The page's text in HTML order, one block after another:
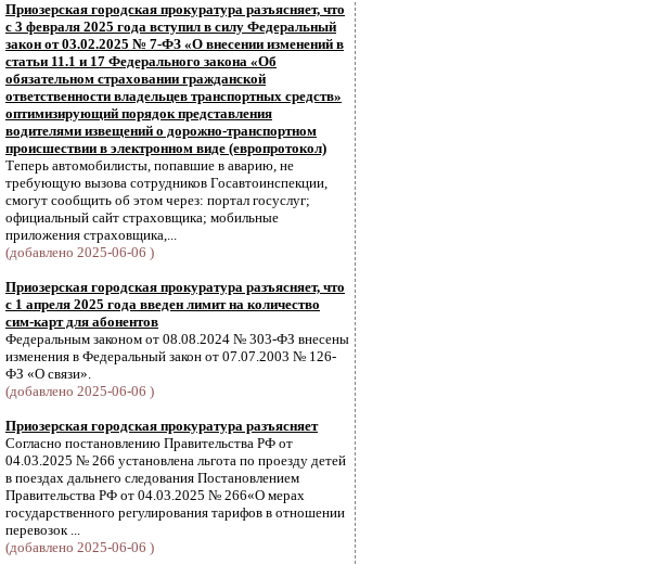
Приозерская городская прокуратура разъясняет, что
с 3 февраля 2025 года вступил в силу Федеральный
закон от 03.02.2025 № 7-ФЗ «О внесении изменений в
статьи 11.1 и 17 Федерального закона «Об
обязательном страховании гражданской
ответственности владельцев транспортных средств»
оптимизирующий порядок представления
водителями извещений о дорожно-транспортном
происшествии в электронном виде (европротокол)
Теперь автомобилисты, попавшие в аварию, не
требующую вызова сотрудников Госавтоинспекции,
смогут сообщить об этом через: портал госуслуг;
официальный сайт страховщика; мобильные
приложения страховщика,...
(добавлено 2025-06-06 )
Приозерская городская прокуратура разъясняет, что
с 1 апреля 2025 года введен лимит на количество
сим-карт для абонентов
Федеральным законом от 08.08.2024 № 303-ФЗ внесены
изменения в Федеральный закон от 07.07.2003 № 126-
ФЗ «О связи».
(добавлено 2025-06-06 )
Приозерская городская прокуратура разъясняет
Согласно постановлению Правительства РФ от
04.03.2025 № 266 установлена льгота по проезду детей
в поездах дальнего следования Постановлением
Правительства РФ от 04.03.2025 № 266«О мерах
государственного регулирования тарифов в отношении
перевозок ...
(добавлено 2025-06-06 )